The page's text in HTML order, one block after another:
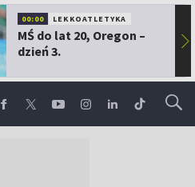
00:00 LEKKOATLETYKA
MŚ do lat 20, Oregon –
dzień 3.
▶